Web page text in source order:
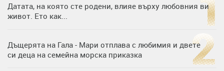
Датата, на която сте родени, влияе върху любовния ви
живот. Ето как...
Дъщерята на Гала - Мари отплава с любимия и двете
си деца на семейна морска приказка